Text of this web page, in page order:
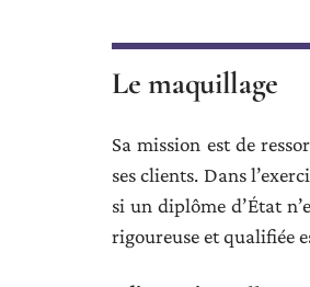
Le maquillage
Sa mission est de
ses clients. Dans
si un diplôme d’État
rigoureuse et qualifiée